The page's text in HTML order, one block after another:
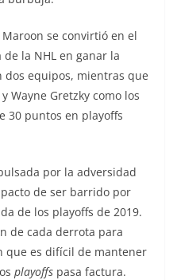
se convirtió en el
la NHL en ganar la
dos equipos, mientras que
Wayne Gretzky como los
30 puntos en playoffs
por la adversidad
de ser barrido por
de los playoffs de 2019.
de cada derrota para
que es difícil de mantener
playoffs pasa factura.